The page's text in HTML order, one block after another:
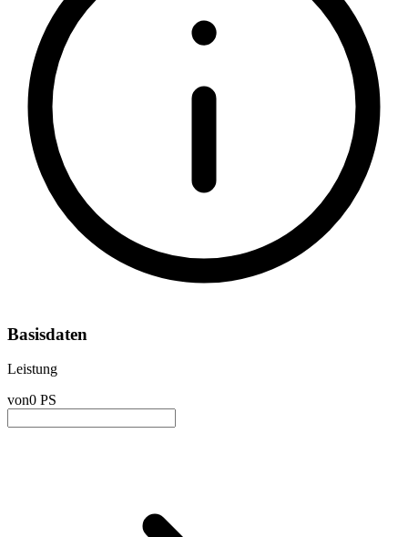
Basisdaten
Leistung
von0 PS